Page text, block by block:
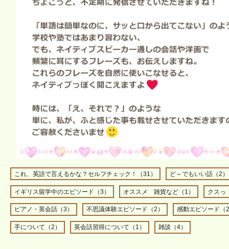
これ、英語で言えるかな？セルフチェック！（31） ど～でもいい話（2）
イギリス留学中のエピソード（3） オススメ 雑貨など（1） クスっ
ピアノ・英会話（3） 不思議体験エピソード（2） 感動エピソード（
手について（2） 英会話習得について（1） 雑談（4）